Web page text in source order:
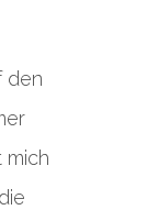
den
mich